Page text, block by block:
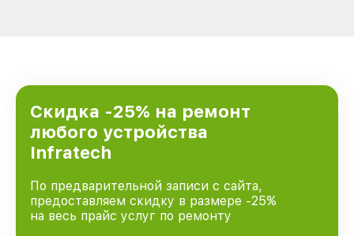
Скидка -25% на ремонт
любого устройства
Infratech
По предварительной записи с сайта,
предоставляем скидку в размере -25%
на весь прайс услуг по ремонту